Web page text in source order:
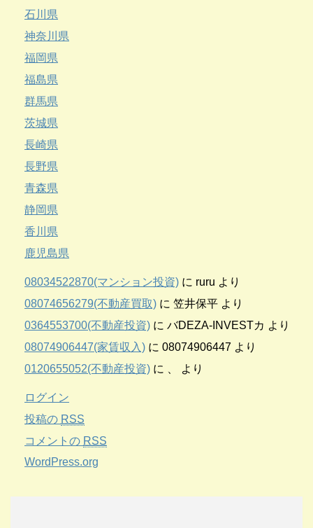
石川県
神奈川県
福岡県
福島県
群馬県
茨城県
長崎県
長野県
青森県
静岡県
香川県
鹿児島県
08034522870(マンション投資) に ruru より
08074656279(不動産買取) に 笠井保平 より
0364553700(不動産投資) に バDEZA-INVESTカ より
08074906447(家賃収入) に 08074906447 より
0120655052(不動産投資) に より
ログイン
投稿の RSS
コメントの RSS
WordPress.org